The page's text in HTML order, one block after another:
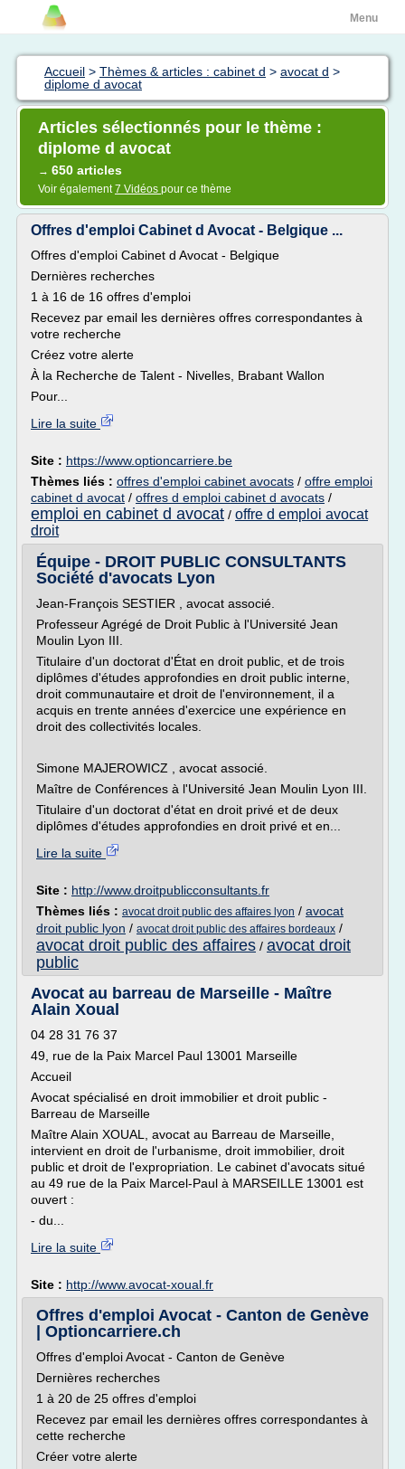
Menu
Accueil > Thèmes & articles : cabinet d > avocat d >
diplome d avocat
Articles sélectionnés pour le thème :
diplome d avocat
→ 650 articles
Voir également7 Vidéos pour ce thème
Offres d'emploi Cabinet d Avocat - Belgique ...
Offres d'emploi Cabinet d Avocat - Belgique
Dernières recherches
1 à 16 de 16 offres d'emploi
Recevez par email les dernières offres correspondantes à
votre recherche
Créez votre alerte
À la Recherche de Talent - Nivelles, Brabant Wallon
Pour...
Lire la suite
Site : https://www.optioncarriere.be
Thèmes liés : offres d'emploi cabinet avocats / offre emploi
cabinet d avocat / offres d emploi cabinet d avocats /
emploi en cabinet d avocat / offre d emploi avocat
droit
Équipe - DROIT PUBLIC CONSULTANTS
Société d'avocats Lyon
Jean-François SESTIER , avocat associé.
Professeur Agrégé de Droit Public à l'Université Jean
Moulin Lyon III.
Titulaire d'un doctorat d'État en droit public, et de trois
diplômes d'études approfondies en droit public interne,
droit communautaire et droit de l'environnement, il a
acquis en trente années d'exercice une expérience en
droit des collectivités locales.
Simone MAJEROWICZ , avocat associé.
Maître de Conférences à l'Université Jean Moulin Lyon III.
Titulaire d'un doctorat d'état en droit privé et de deux
diplômes d'études approfondies en droit privé et en...
Lire la suite
Site : http://www.droitpublicconsultants.fr
Thèmes liés : avocat droit public des affaires lyon / avocat
droit public lyon / avocat droit public des affaires bordeaux /
avocat droit public des affaires / avocat droit
public
Avocat au barreau de Marseille - Maître
Alain Xoual
04 28 31 76 37
49, rue de la Paix Marcel Paul 13001 Marseille
Accueil
Avocat spécialisé en droit immobilier et droit public -
Barreau de Marseille
Maître Alain XOUAL, avocat au Barreau de Marseille,
intervient en droit de l'urbanisme, droit immobilier, droit
public et droit de l'expropriation. Le cabinet d'avocats situé
au 49 rue de la Paix Marcel-Paul à MARSEILLE 13001 est
ouvert :
- du...
Lire la suite
Site : http://www.avocat-xoual.fr
Offres d'emploi Avocat - Canton de Genève
| Optioncarriere.ch
Offres d'emploi Avocat - Canton de Genève
Dernières recherches
1 à 20 de 25 offres d'emploi
Recevez par email les dernières offres correspondantes à
cette recherche
Créer votre alerte